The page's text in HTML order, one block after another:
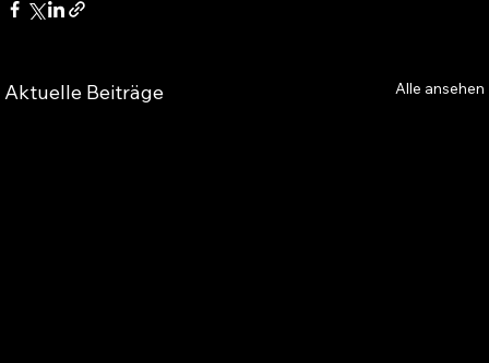
Aktuelle Beiträge Alle ansehen